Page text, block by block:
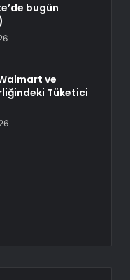
bugün
ve
Tüketici